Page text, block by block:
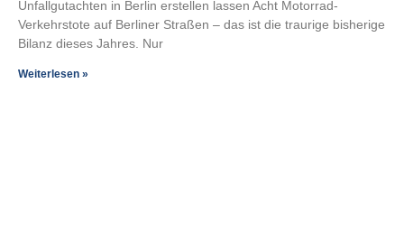
Unfallgutachten in Berlin erstellen lassen Acht Motorrad-
Verkehrstote auf Berliner Straßen – das ist die traurige bisherige
Bilanz dieses Jahres. Nur
Weiterlesen »